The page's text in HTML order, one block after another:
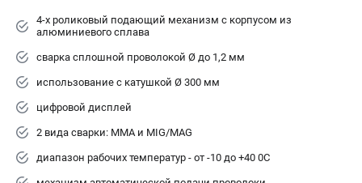
4-х роликовый подающий механизм с корпусом из
алюминиевого сплава
сварка сплошной проволокой Ø до 1,2 мм
использование с катушкой Ø 300 мм
цифровой дисплей
2 вида сварки: MMA и MIG/MAG
диапазон рабочих температур - от -10 до +40 0С